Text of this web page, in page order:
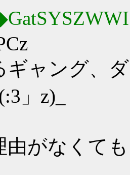
ギャング、
」z)_
がなくて